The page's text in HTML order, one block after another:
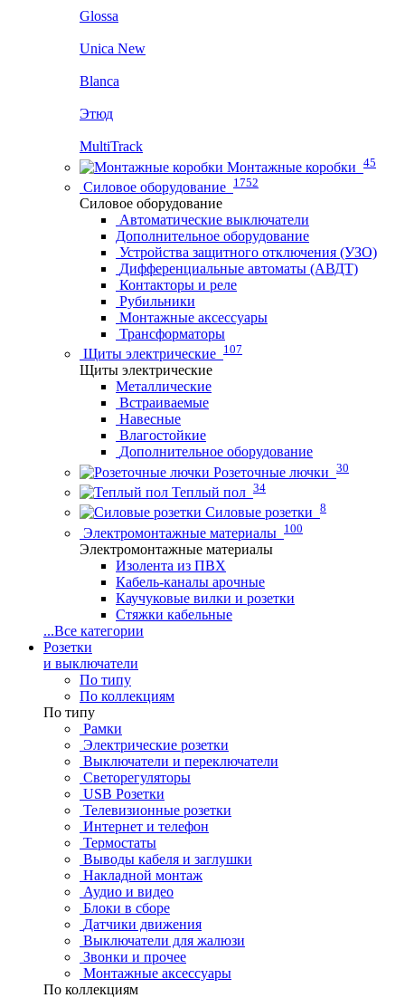
Glossa
Unica New
Blanca
Этюд
MultiTrack
Монтажные коробки 45
Силовое оборудование 1752
Силовое оборудование
Автоматические выключатели
Дополнительное оборудование
Устройства защитного отключения (УЗО)
Дифференциальные автоматы (АВДТ)
Контакторы и реле
Рубильники
Монтажные аксессуары
Трансформаторы
Щиты электрические 107
Щиты электрические
Металлические
Встраиваемые
Навесные
Влагостойкие
Дополнительное оборудование
Розеточные лючки 30
Теплый пол 34
Силовые розетки 8
Электромонтажные материалы 100
Электромонтажные материалы
Изолента из ПВХ
Кабель-каналы арочные
Каучуковые вилки и розетки
Стяжки кабельные
...Все категории
Розетки
и выключатели
По типу
По коллекциям
По типу
Рамки
Электрические розетки
Выключатели и переключатели
Светорегуляторы
USB Розетки
Телевизионные розетки
Интернет и телефон
Термостаты
Выводы кабеля и заглушки
Накладной монтаж
Аудио и видео
Блоки в сборе
Датчики движения
Выключатели для жалюзи
Звонки и прочее
Монтажные аксессуары
По коллекциям